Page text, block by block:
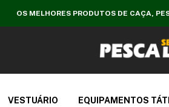
OS MELHORES PRODUTOS DE CAÇA,
VESTUÁRIO EQUIPAMENTOS